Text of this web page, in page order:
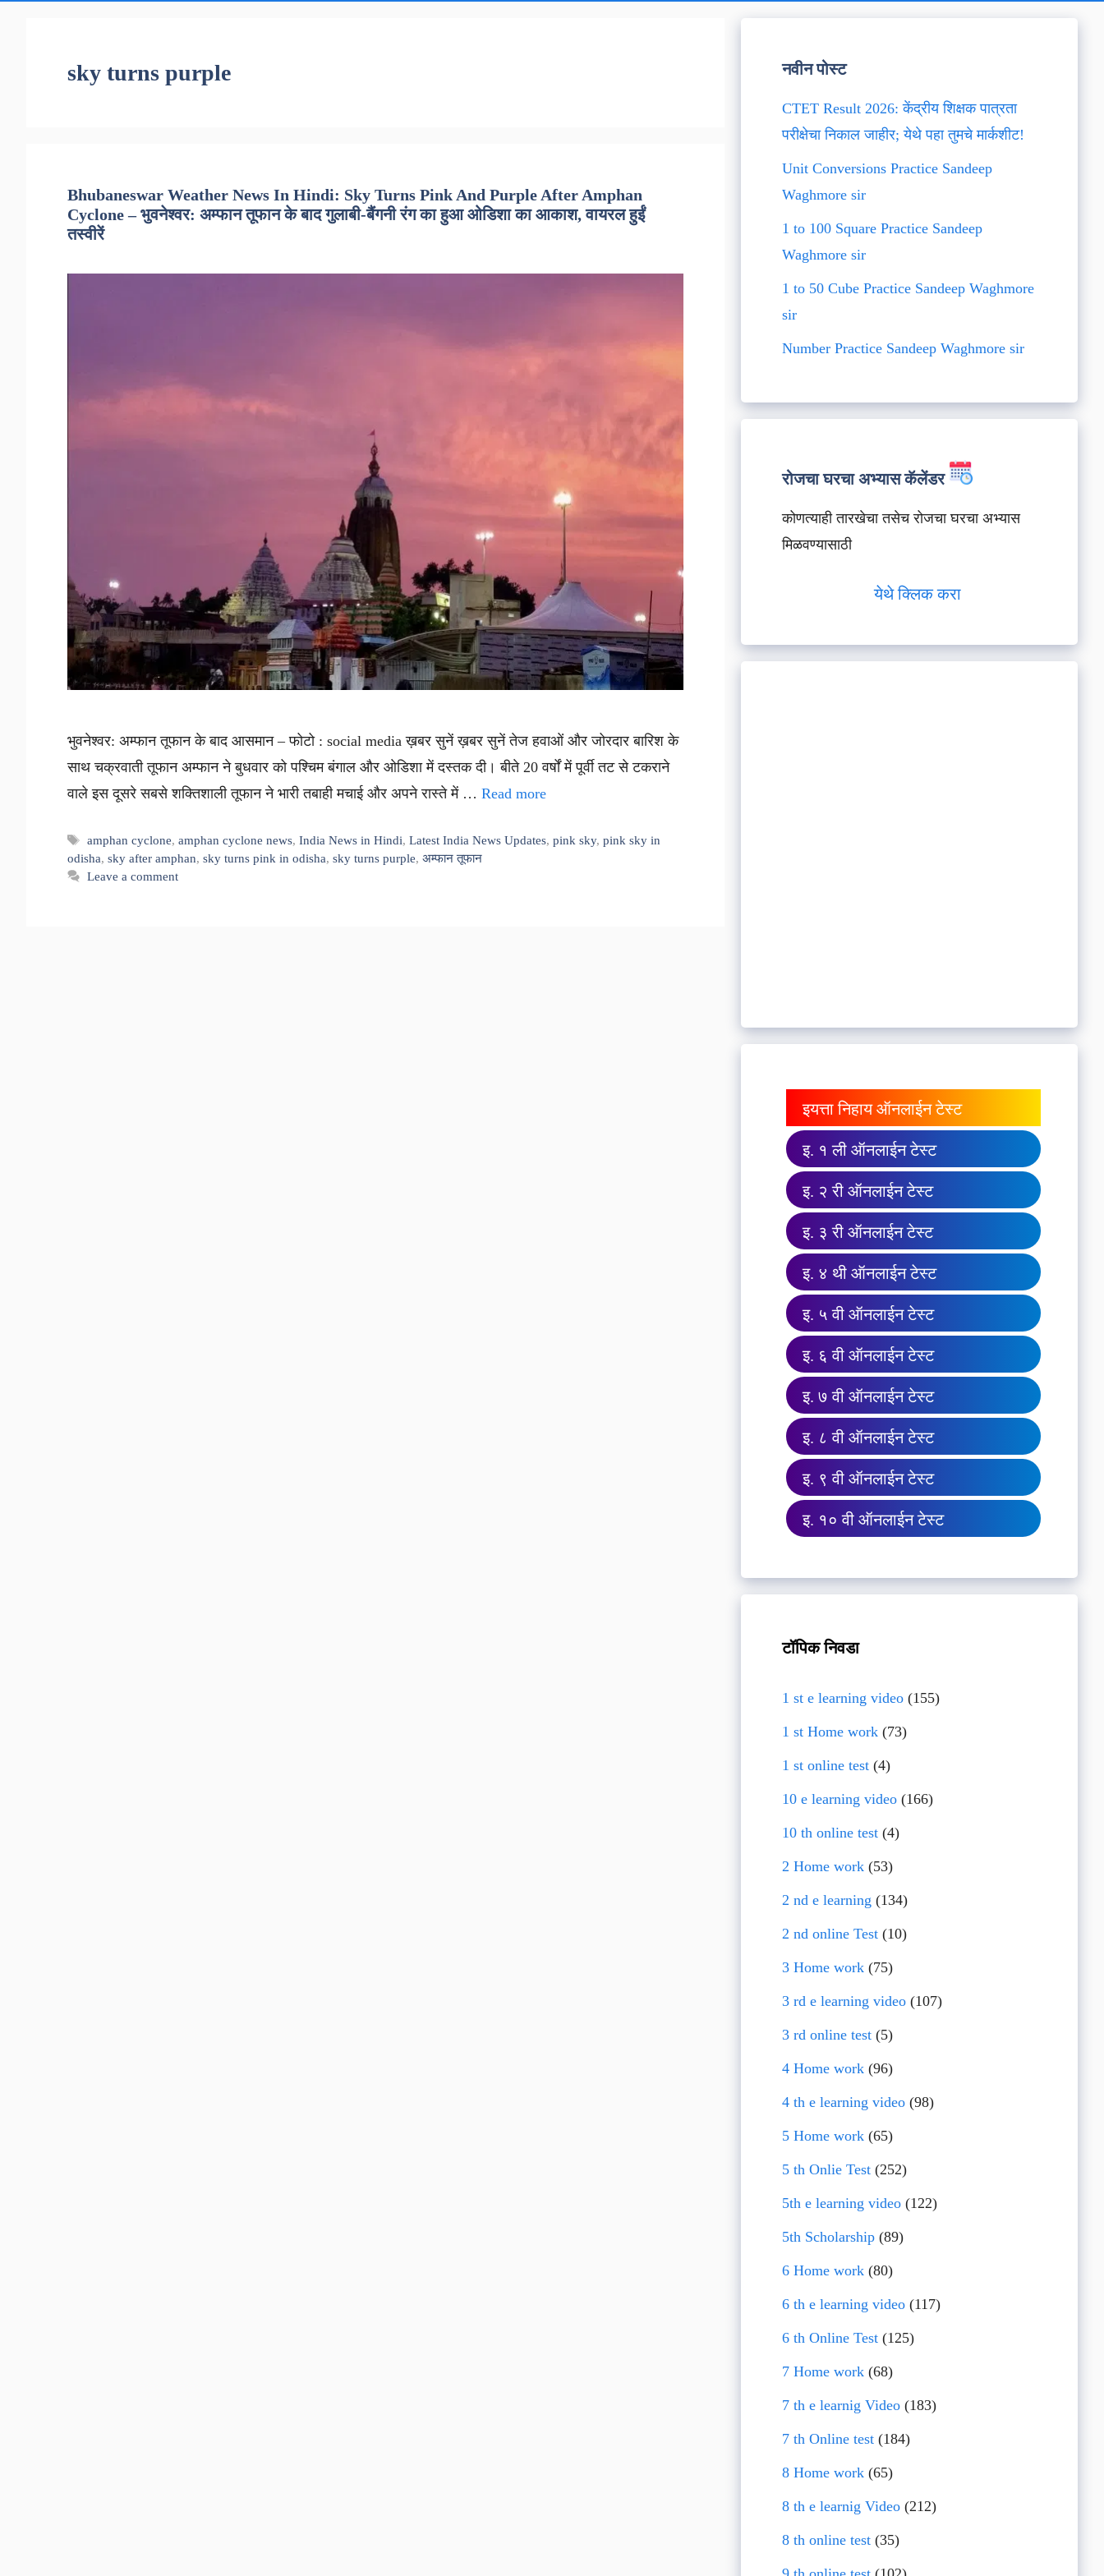
sky turns purple
Bhubaneswar Weather News In Hindi: Sky Turns Pink And Purple After Amphan
Cyclone – भुवनेश्वर: अम्फान तूफान के बाद गुलाबी-बैंगनी रंग का हुआ ओडिशा का आकाश, वायरल हुईं
तस्वीरें
भुवनेश्वर: अम्फान तूफान के बाद आसमान – फोटो : social media ख़बर सुनें ख़बर सुनें तेज हवाओं और जोरदार बारिश के
साथ चक्रवाती तूफान अम्फान ने बुधवार को पश्चिम बंगाल और ओडिशा में दस्तक दी। बीते 20 वर्षों में पूर्वी तट से टकराने
वाले इस दूसरे सबसे शक्तिशाली तूफान ने भारी तबाही मचाई और अपने रास्ते में … Read more
Tags
amphan cyclone,amphan cyclone news,India News in Hindi,Latest India News Updates,pink sky,pink sky in
odisha, sky after amphan, sky turns pink in odisha, sky turns purple, अम्फान तूफान
Leave a comment
नवीन पोस्ट
CTET Result 2026: केंद्रीय शिक्षक पात्रता
परीक्षेचा निकाल जाहीर; येथे पहा तुमचे मार्कशीट!
Unit Conversions Practice Sandeep
Waghmore sir
1 to 100 Square Practice Sandeep
Waghmore sir
1 to 50 Cube Practice Sandeep Waghmore
sir
Number Practice Sandeep Waghmore sir
रोजचा घरचा अभ्यास कॅलेंडर
कोणत्याही तारखेचा तसेच रोजचा घरचा अभ्यास
मिळवण्यासाठी
येथे क्लिक करा
इयत्ता निहाय ऑनलाईन टेस्ट
इ. १ ली ऑनलाईन टेस्ट
इ. २ री ऑनलाईन टेस्ट
इ. ३ री ऑनलाईन टेस्ट
इ. ४ थी ऑनलाईन टेस्ट
इ. ५ वी ऑनलाईन टेस्ट
इ. ६ वी ऑनलाईन टेस्ट
इ. ७ वी ऑनलाईन टेस्ट
इ. ८ वी ऑनलाईन टेस्ट
इ. ९ वी ऑनलाईन टेस्ट
इ. १० वी ऑनलाईन टेस्ट
टॉपिक निवडा
1 st e learning video(155)
1 st Home work(73)
1 st online test(4)
10 e learning video(166)
10 th online test(4)
2 Home work(53)
2 nd e learning (134)
2 nd online Test(10)
3 Home work(75)
3 rd e learning video(107)
3 rd online test(5)
4 Home work(96)
4 th e learning video(98)
5 Home work(65)
5 th Onlie Test(252)
5th e learning video(122)
5th Scholarship(89)
6 Home work(80)
6 th e learning video(117)
6 th Online Test(125)
7 Home work(68)
7 th e learnig Video(183)
7 th Online test(184)
8 Home work(65)
8 th e learnig Video(212)
8 th online test(35)